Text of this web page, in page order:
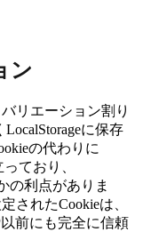
ン
リエーション割り
に保存
の代わりに
ており、
の利点がありま
されたCookieは、
前にも完全に信頼